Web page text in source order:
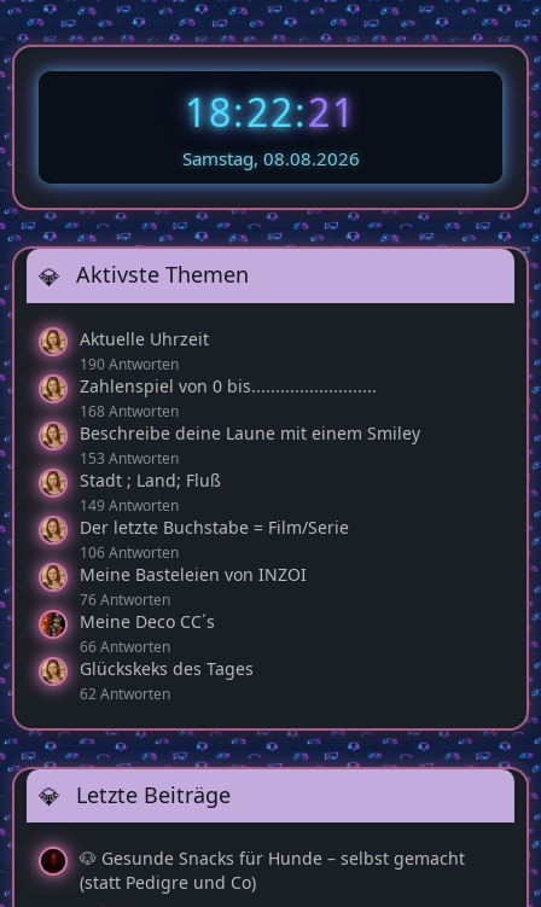
18:22:23
Samstag, 08.08.2026
Aktivste Themen
Aktuelle Uhrzeit
190 Antworten
Zahlenspiel von 0 bis..........................
168 Antworten
Beschreibe deine Laune mit einem Smiley
153 Antworten
Stadt ; Land; Fluß
149 Antworten
Der letzte Buchstabe = Film/Serie
106 Antworten
Meine Basteleien von INZOI
76 Antworten
Meine Deco CC´s
66 Antworten
Glückskeks des Tages
62 Antworten
Letzte Beiträge
🐶 Gesunde Snacks für Hunde – selbst gemacht
(statt Pedigre und Co)